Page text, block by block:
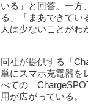
いる」と回答。一方
る」「まあできてい
人は少ないことがわ
同社が提供する「
単にスマホ充電器を
べての「
用が広がっている。